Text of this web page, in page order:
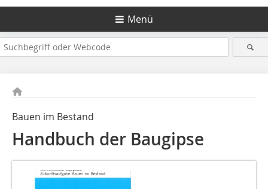
Menü
Bauen im Bestand
Handbuch der Baugipse